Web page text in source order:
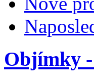
Objímky -